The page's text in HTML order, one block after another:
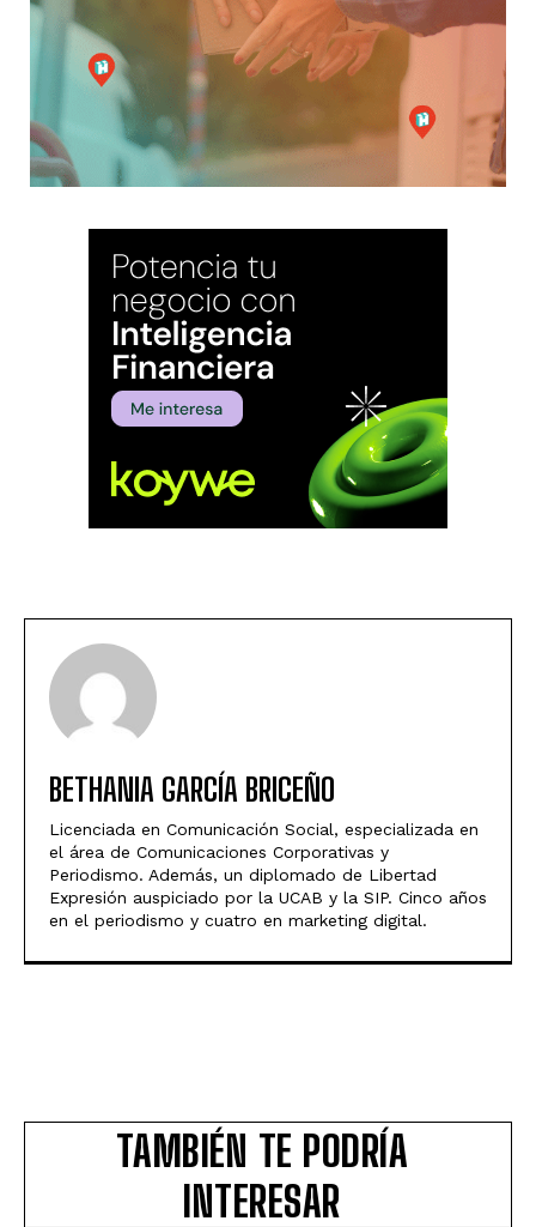
BETHANIA GARCÍA BRICEÑO
Licenciada en Comunicación Social, especializada en
el área de Comunicaciones Corporativas y
Periodismo. Además, un diplomado de Libertad
Expresión auspiciado por la UCAB y la SIP. Cinco años
en el periodismo y cuatro en marketing digital.
TAMBIÉN TE PODRÍA
INTERESAR